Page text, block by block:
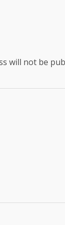
will not be